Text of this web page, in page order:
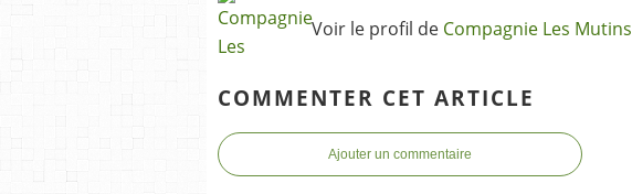
Voir le profil de Compagnie Les Mutins
COMMENTER CET ARTICLE
Ajouter un commentaire